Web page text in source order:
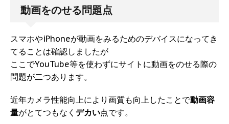
動画をのせる問題点
スマホやiPhoneが動画をみるためのデバイスになってき
てることは確認しましたが
ここでYouTube等を使わずにサイトに動画をのせる際の
問題が二つあります。
近年カメラ性能向上により画質も向上したことで動画容
量がとてつもなく デカい点です。